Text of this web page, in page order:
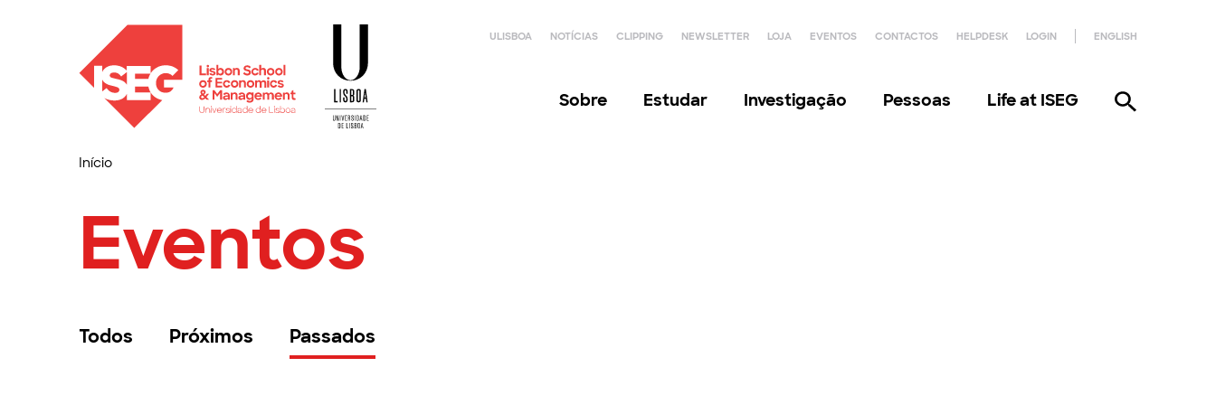
ULISBOA NOTÍCIAS CLIPPING NEWSLETTER LOJA EVENTOS CONTACTOS HELPDESK LOGIN ENGLISH
Sobre Estudar Investigação Pessoas Life at ISEG
Início
Eventos
Todos Próximos Passados